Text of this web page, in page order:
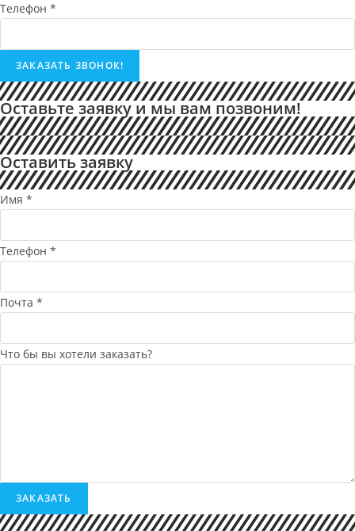
Телефон *
ЗАКАЗАТЬ ЗВОНОК!
Оставьте заявку и мы вам позвоним!
Оставить заявку
Имя *
Телефон *
Почта *
Что бы вы хотели заказать?
ЗАКАЗАТЬ